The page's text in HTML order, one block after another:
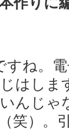
すね。
はしま
んじゃ
笑）。